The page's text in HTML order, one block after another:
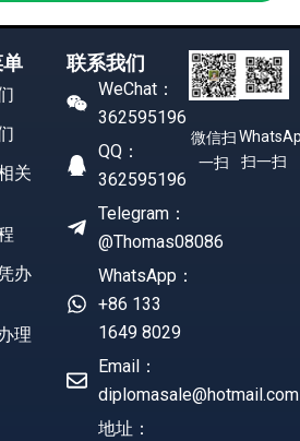
关
办
理
联系我们
WeChat：
362595196
QQ：
362595196
Telegram：
@Thomas08086
WhatsApp：
+86 133
1649 8029
Email：
diplomasale@hotmail.com
地址：
微信扫
一扫
扫一扫